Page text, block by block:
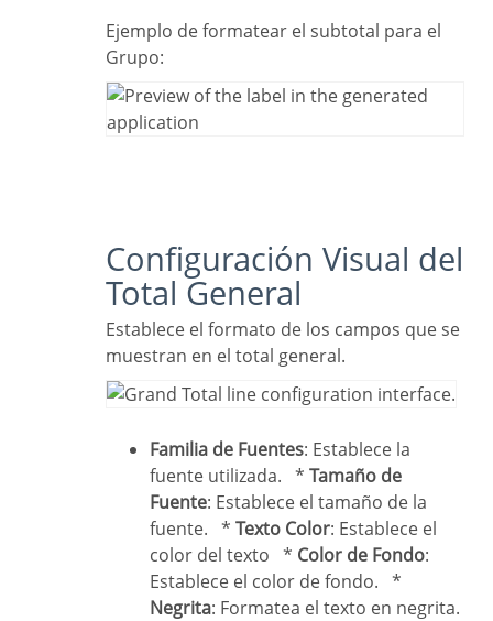
Ejemplo de formatear el subtotal para el
Grupo:
Configuración Visual del
Total General
Establece el formato de los campos que se
muestran en el total general.
Familia de Fuentes: Establece la
fuente utilizada. * Tamaño de
Fuente: Establece el tamaño de la
fuente. * Texto Color: Establece el
color del texto * Color de Fondo:
Establece el color de fondo. *
Negrita: Formatea el texto en negrita.